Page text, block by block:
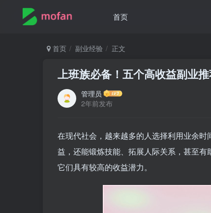
首页
首页 副业经验 正文
上班族必备！五个高收益副业
管理员
2年前发布
在现代社会，越来越多的人选择利用业余
益，还能锻炼技能、拓展人际关系，甚至
它们具有较高的收益潜力。